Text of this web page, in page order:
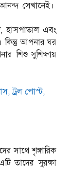
সেখানেই।
হাসপাতাল এবং
কিন্তু আপনার ঘর
শিশু সুশিক্ষায়
ট্রল পোস্ট,
সাথে শৃঙ্গারিক
তাদের সুরক্ষা